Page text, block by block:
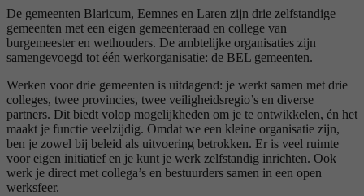
De gemeenten Blaricum, Eemnes en Laren zijn drie zelfstandige
gemeenten met een eigen gemeenteraad en college van
burgemeester en wethouders. De ambtelijke organisaties zijn
samengevoegd tot één werkorganisatie: de BEL gemeenten.
Werken voor drie gemeenten is uitdagend: je werkt samen met drie
colleges, twee provincies, twee veiligheidsregio’s en diverse
partners. Dit biedt volop mogelijkheden om je te ontwikkelen, én het
maakt je functie veelzijdig. Omdat we een kleine organisatie zijn,
ben je zowel bij beleid als uitvoering betrokken. Er is veel ruimte
voor eigen initiatief en je kunt je werk zelfstandig inrichten. Ook
werk je direct met collega’s en bestuurders samen in een open
werksfeer.